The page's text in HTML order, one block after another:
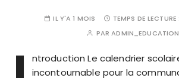
IL Y'A 1 MOIS TEMPS DE LECTURE :
PARADMIN_EDUCATION
ntroduction Le calendrier
incontournable pour la